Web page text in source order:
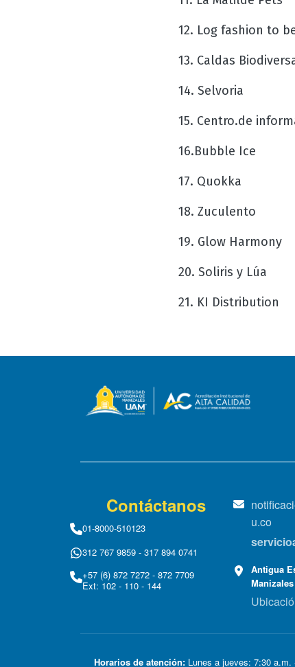
12. Log fashion to
13. Caldas
14. Selvoria
15. Centro.de
16.Bubble Ice
17. Quokka
18. Zuculento
19. Glow Harmony
20. Soliris y Lúa
21. KI Distribution
Contáctanos
01-8000-510123
312 767 9859 - 317 894 0741
+57 (6) 872 7272 - 872 7709
Ext: 102 - 110 - 144
u.co
Antigua
Horarios de atención: Lunes a jueves: 7:30